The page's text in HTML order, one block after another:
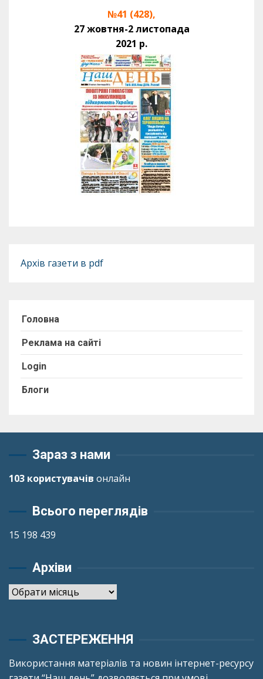
№41 (428),
27 жовтня-2 листопада
2021 р.
Архів газети в pdf
Головна
Реклама на сайті
Login
Блоги
Зараз з нами
103 користувачів онлайн
Всього переглядів
15 198 439
Архіви
Архіви
ЗАСТЕРЕЖЕННЯ
Використання матеріалів та новин інтернет-ресурсу